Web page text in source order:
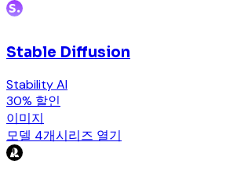
Stable Diffusion
Stability AI
30% 할인
이미지
모델 4개시리즈 열기